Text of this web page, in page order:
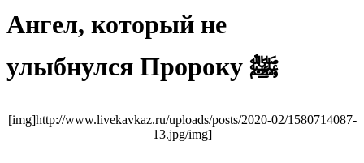
Ангел, который не
улыбнулся Пророку ﷺ
[img]http://www.livekavkaz.ru/uploads/posts/2020-02/1580714087-
13.jpg/img]